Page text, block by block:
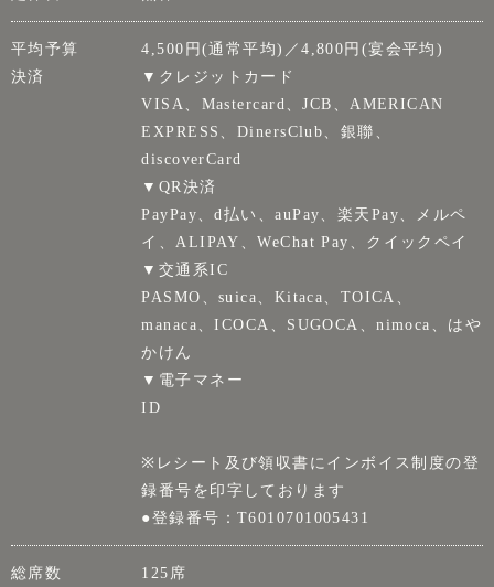
平均予算
4,500円(通常平均)／4,800円(宴会平均)
決済
▼クレジットカード
VISA、Mastercard、JCB、AMERICAN
EXPRESS、DinersClub、銀聯、
discoverCard
▼QR決済
PayPay、d払い、auPay、楽天Pay、メルペ
イ、ALIPAY、WeChat Pay、クイックペイ
▼交通系IC
PASMO、suica、Kitaca、TOICA、
manaca、ICOCA、SUGOCA、nimoca、はや
かけん
▼電子マネー
ID
※レシート及び領収書にインボイス制度の登
録番号を印字しております
●登録番号：T6010701005431
総席数
125席